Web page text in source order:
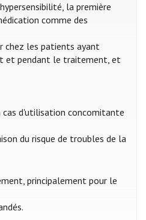
la première
comme des
chez les patients ayant
et pendant le traitement, et
cas d'utilisation concomitante
du risque de troubles de la
principalement pour le